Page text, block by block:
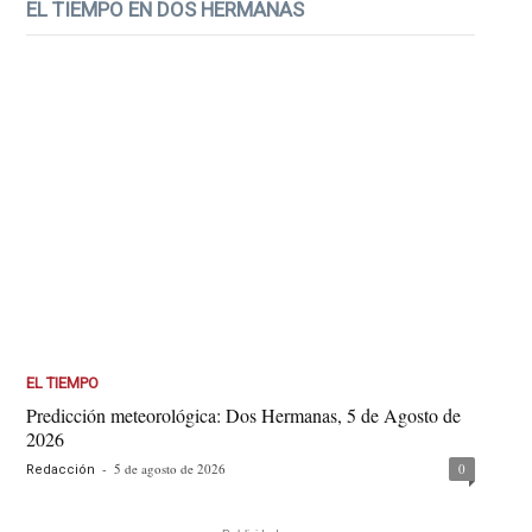
EL TIEMPO EN DOS HERMANAS
EL TIEMPO
Predicción meteorológica: Dos Hermanas, 5 de Agosto de
2026
Redacción - 5 de agosto de 2026 0